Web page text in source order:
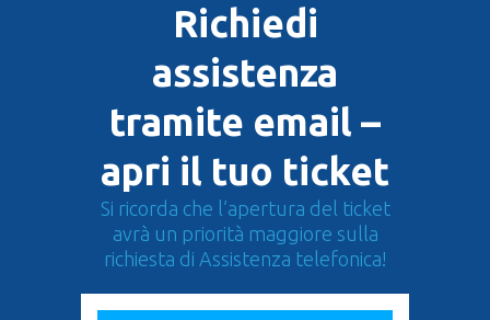
Richiedi
assistenza
tramite email –
apri il tuo ticket
Si ricorda che l’apertura del ticket
avrà un priorità maggiore sulla
richiesta di Assistenza telefonica!